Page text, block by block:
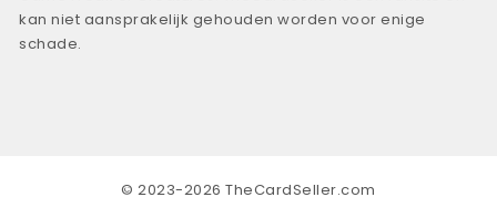
kan niet aansprakelijk gehouden worden voor enige
schade.
© 2023-2026 TheCardSeller.com